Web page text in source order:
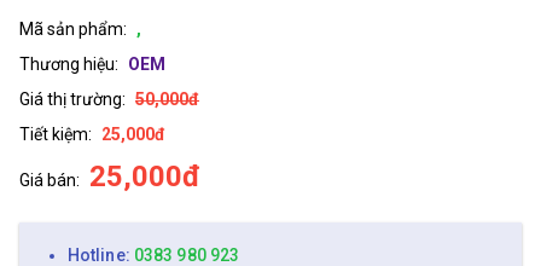
Mã sản phẩm:
,
Thương hiệu:
OEM
Giá thị trường: 50,000đ
Tiết kiệm:
25,000đ
Giá bán: 25,000đ
Hotline: 0383 980 923